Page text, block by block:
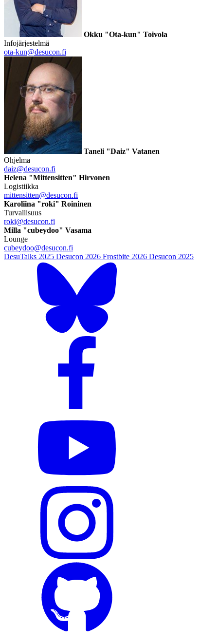
Okku "Ota-kun" Toivola
Infojärjestelmä
ota-kun@desucon.fi
Taneli "Daiz" Vatanen
Ohjelma
daiz@desucon.fi
Helena "Mittensitten" Hirvonen
Logistiikka
mittensitten@desucon.fi
Karoliina "roki" Roininen
Turvallisuus
roki@desucon.fi
Milla "cubeydoo" Vasama
Lounge
cubeydoo@desucon.fi
DesuTalks 2025 Desucon 2026 Frostbite 2026 Desucon 2025